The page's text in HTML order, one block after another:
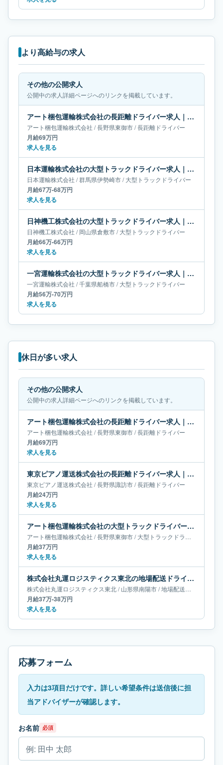
より高給与の求人
その他の公開求人
公開中の求人詳細ページへのリンクを掲載しています。
アート梱包運輸株式会社の長距離ドライバー求人｜長野県東御市｜月給69万円
アート梱包運輸株式会社 /長野県東御市/長距離ドライバー
月給69万円
求人を見る
日本運輸株式会社の大型トラックドライバー求人｜群馬県伊勢崎市｜月給67万-68万円
日本運輸株式会社 /群馬県伊勢崎市/大型トラックドライバー
月給67万-68万円
求人を見る
日神機工株式会社の大型トラックドライバー求人｜岡山県倉敷市｜月給66万-66万円
日神機工株式会社 /岡山県倉敷市/大型トラックドライバー
月給66万-66万円
求人を見る
一宮運輸株式会社の大型トラックドライバー求人｜千葉県船橋市｜月給56万-70万円
一宮運輸株式会社 /千葉県船橋市/大型トラックドライバー
月給56万-70万円
求人を見る
休日が多い求人
その他の公開求人
公開中の求人詳細ページへのリンクを掲載しています。
アート梱包運輸株式会社の長距離ドライバー求人｜長野県東御市｜月給69万円
アート梱包運輸株式会社 /長野県東御市/長距離ドライバー
月給69万円
求人を見る
東京ピアノ運送株式会社の長距離ドライバー求人｜長野県諏訪市｜月給24万円
東京ピアノ運送株式会社 /長野県諏訪市/長距離ドライバー
月給24万円
求人を見る
アート梱包運輸株式会社の大型トラックドライバー求人｜長野県東御市｜月給37万円
アート梱包運輸株式会社 /長野県東御市/大型トラックドライバー
月給37万円
求人を見る
株式会社丸運ロジスティクス東北の地場配送ドライバー求人｜山形県南陽市｜月給37万-38万円
株式会社丸運ロジスティクス東北/山形県南陽市/地場配送ドライバー
月給37万-38万円
求人を見る
応募フォーム
入力は3項目だけです。詳しい希望条件は送信後に担
当アドバイザーが確認します。
お名前 必須